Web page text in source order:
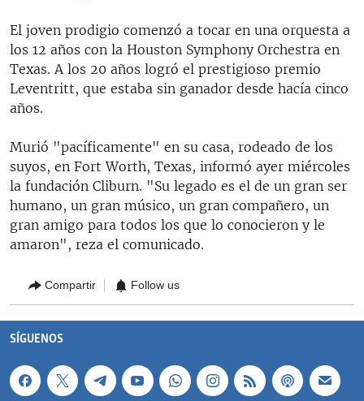
El joven prodigio comenzó a tocar en una orquesta a
los 12 años con la Houston Symphony Orchestra en
Texas. A los 20 años logró el prestigioso premio
Leventritt, que estaba sin ganador desde hacía cinco
años.
Murió "pacíficamente" en su casa, rodeado de los
suyos, en Fort Worth, Texas, informó ayer miércoles
la fundación Cliburn. "Su legado es el de un gran ser
humano, un gran músico, un gran compañero, un
gran amigo para todos los que lo conocieron y le
amaron", reza el comunicado.
Compartir Follow us
SÍGUENOS